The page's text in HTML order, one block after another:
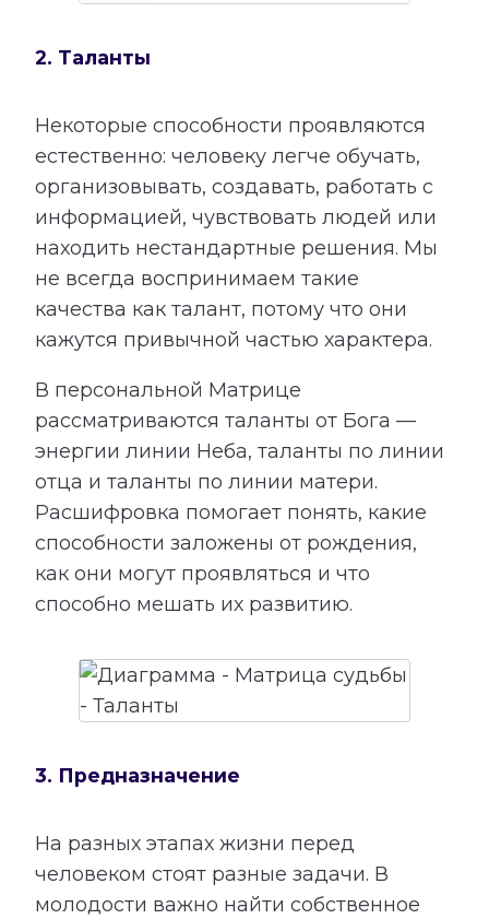
2. Таланты
Некоторые способности проявляются
естественно: человеку легче обучать,
организовывать, создавать, работать с
информацией, чувствовать людей или
находить нестандартные решения. Мы
не всегда воспринимаем такие
качества как талант, потому что они
кажутся привычной частью характера.
В персональной Матрице
рассматриваются таланты от Бога —
энергии линии Неба, таланты по линии
отца и таланты по линии матери.
Расшифровка помогает понять, какие
способности заложены от рождения,
как они могут проявляться и что
способно мешать их развитию.
3. Предназначение
На разных этапах жизни перед
человеком стоят разные задачи. В
молодости важно найти собственное